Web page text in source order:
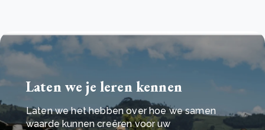
Laten we je leren kennen
Laten we het hebben over hoe we samen
waarde kunnen creëren voor uw